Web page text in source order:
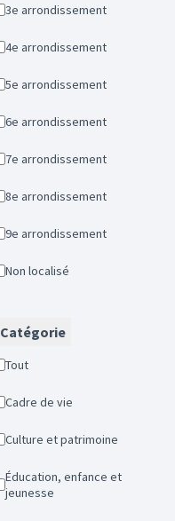
3e arrondissement
4e arrondissement
5e arrondissement
6e arrondissement
7e arrondissement
8e arrondissement
9e arrondissement
Non localisé
Catégorie
Tout
Cadre de vie
Culture et patrimoine
Éducation, enfance et
jeunesse